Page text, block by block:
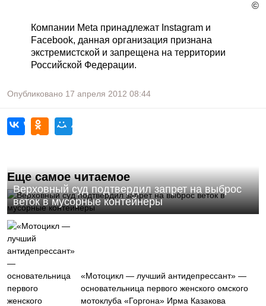
©
Компании Meta принадлежат Instagram и
Facebook, данная организация признана
экстремистской и запрещена на территории
Российской Федерации.
Опубликовано 17 апреля 2012 08:44
Еще самое читаемое
Верховный суд подтвердил запрет на выброс
веток в мусорные контейнеры
«Мотоцикл — лучший антидепрессант» —
основательница первого женского омского
мотоклуба «Горгона» Ирма Казакова